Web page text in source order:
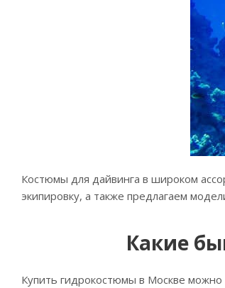
Костюмы для дайвинга в широком
экипировку, а также предлагаем
Какие
Купить гидрокостюмы в Москве